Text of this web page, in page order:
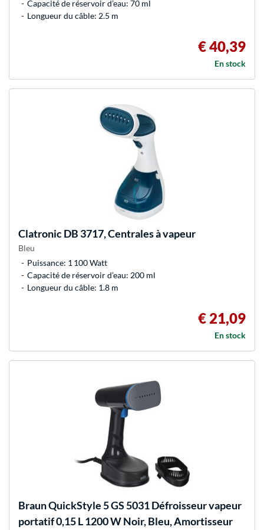
Capacité de réservoir d’eau: 70 ml
Longueur du câble: 2.5 m
€ 40,39
En stock
ClatronicDB 3717, Centrales à vapeur
Bleu
Puissance: 1 100 Watt
Capacité de réservoir d’eau: 200 ml
Longueur du câble: 1.8 m
€ 21,09
En stock
BraunQuickStyle 5 GS 5031 Défroisseur vapeur
portatif 0,15 L 1200 W Noir, Bleu, Amortisseur